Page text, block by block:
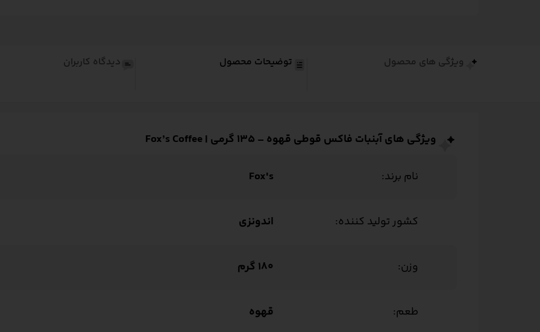
ویژگی های محصول توضیحات محصول دیدگاه کاربران
ویژگی های آبنبات فاکس قوطی قهوه – 135 گرمی | Fox’s Coffee
نام برند: Fox's
کشور تولید کننده: اندونزی
وزن: 180 گرم
طعم: قهوه